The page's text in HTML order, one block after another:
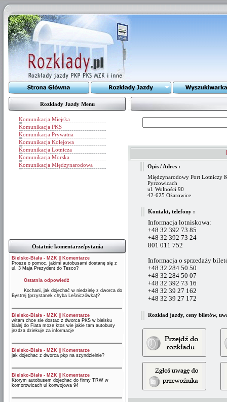
Rozkłady Jazdy Menu
Komunikacja Miejska
Komunikacja PKS
Komunikacja Prywatna
Komunikacja Kolejowa
Komunikacja Lotnicza
Komunikacja Morska
Komunikacja Międzynarodowa
Ostatnie komentarze/pytania
Bielsko-Biała - MZK
Komentarze
Prosze o pomoc, jakimi autobusami dostanę się z
ul. 3 Maja Prezydent do Tesco?
Ostatnia odpowiedź
Kochani, jak dojechać w niedzielę z dworca do
Bystrej (przystanek chyba Leśniczówka)?
Bielsko-Biała - MZK
Komentarze
witam chce sie dostac z dworca PKS w bielsku
bialej do Fiata moze ktos wie jakie tam autobusy
jezdza dziekuje za informacje
Bielsko-Biała - MZK
Komentarze
jak dojechac z dworca pkp na szyndzielnie?
Bielsko-Biała - MZK
Komentarze
Ktorym autobusem dojechac do firmy TRW w
komorowicach ul konwojowa 94
Opis / Adres :
Międzynarodowy Port Lotniczy
Pyrzowicach
ul. Wolności 90
42-625 Ożarowice
Kontakt, telefony :
Informacja lotniskowa:
+48 32 392 73 85
+48 32 392 73 24
801 011 752
Informacja o sprzedaży
+48 32 284 50 50
+48 32 284 50 07
+48 32 392 73 16
+48 32 39 27 162
+48 32 39 27 172
Rozkład jazdy, ceny biletów,